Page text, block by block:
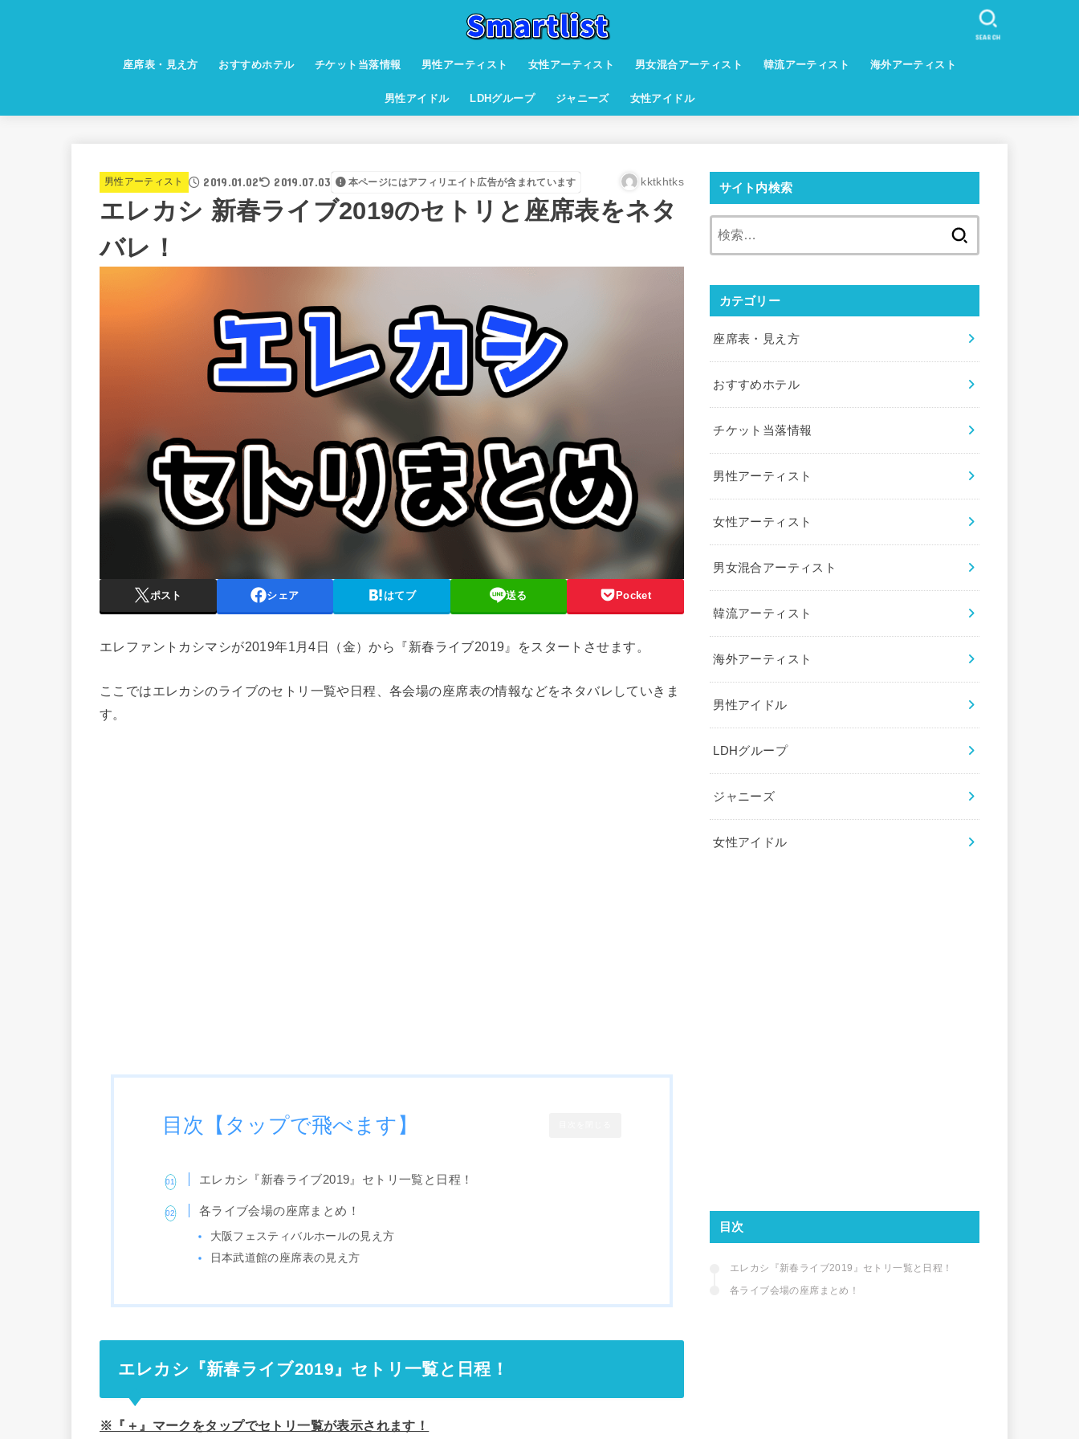
座席表・見え方 おすすめホテル チケット当落情報 男性アーティスト 女性アーティスト 男女混合アーティスト 韓流アーティスト 海外アーティスト
男性アイドル LDHグループ ジャニーズ 女性アイドル
SEARCH
男性アーティスト 2019.01.02 2019.07.03 本ページにはアフィリエイト広告が含まれています kktkhtks
エレカシ 新春ライブ2019のセトリと座席表をネタ
バレ！
ポスト シェア はてブ 送る Pocket
エレファントカシマシが2019年1月4日（金）から『新春ライブ2019』をスタートさせます。
ここではエレカシのライブのセトリ一覧や日程、各会場の座席表の情報などをネタバレしていきま
す。
目次【タップで飛べます】
エレカシ『新春ライブ2019』セトリ一覧と日程！
各ライブ会場の座席まとめ！
大阪フェスティバルホールの見え方
日本武道館の座席表の見え方
エレカシ『新春ライブ2019』セトリ一覧と日程！
※『＋』マークをタップでセトリ一覧が表示されます！
サイト内検索
カテゴリー
座席表・見え方
おすすめホテル
チケット当落情報
男性アーティスト
女性アーティスト
男女混合アーティスト
韓流アーティスト
海外アーティスト
男性アイドル
LDHグループ
ジャニーズ
女性アイドル
目次
エレカシ『新春ライブ2019』セトリ一覧と日程！
各ライブ会場の座席まとめ！